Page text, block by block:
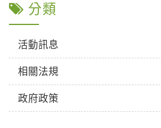
分類
活動訊息
相關法規
政府政策